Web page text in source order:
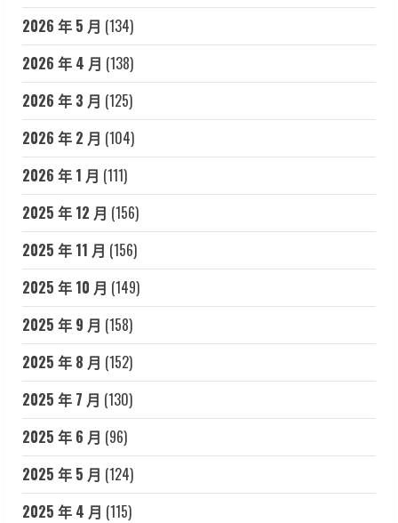
2026 年 5 月 (134)
2026 年 4 月 (138)
2026 年 3 月 (125)
2026 年 2 月 (104)
2026 年 1 月 (111)
2025 年 12 月 (156)
2025 年 11 月 (156)
2025 年 10 月 (149)
2025 年 9 月 (158)
2025 年 8 月 (152)
2025 年 7 月 (130)
2025 年 6 月 (96)
2025 年 5 月 (124)
2025 年 4 月 (115)